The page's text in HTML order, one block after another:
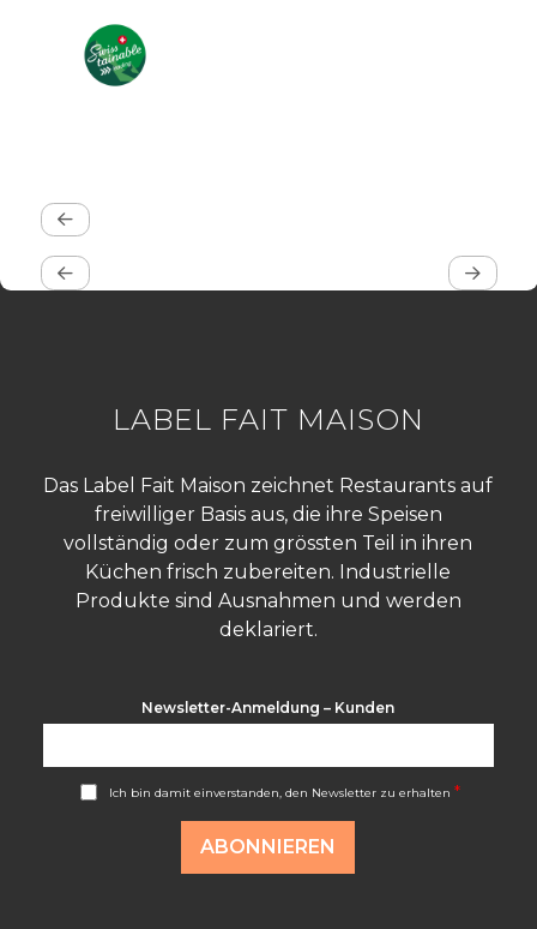
LABEL FAIT MAISON
Das Label Fait Maison zeichnet Restaurants auf
freiwilliger Basis aus, die ihre Speisen
vollständig oder zum grössten Teil in ihren
Küchen frisch zubereiten. Industrielle
Produkte sind Ausnahmen und werden
deklariert.
Newsletter-Anmeldung – Kunden
Ich bin damit einverstanden, den Newsletter zu erhalten *
ABONNIEREN